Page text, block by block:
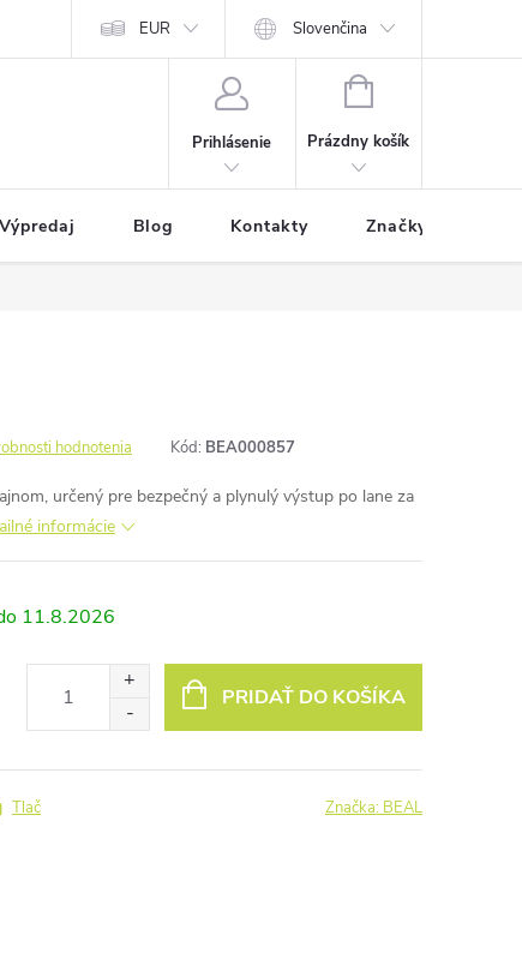
EUR Slovenčina
Prihlásenie
NÁKUPNÝ
Prázdny košík
Výpredaj Blog Kontakty Značky
hodnotenia Kód: BEA000857
určený pre bezpečný a plynulý výstup po lane za
informácie
11.8.2026
PRIDAŤ DO KOŠÍKA
Tlač Značka: BEAL